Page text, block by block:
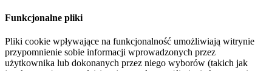
Funkcjonalne pliki
Pliki cookie wpływające na funkcjonalność umożliwiają witrynie
przypomnienie sobie informacji wprowadzonych przez
użytkownika lub dokonanych przez niego wyborów (takich jak